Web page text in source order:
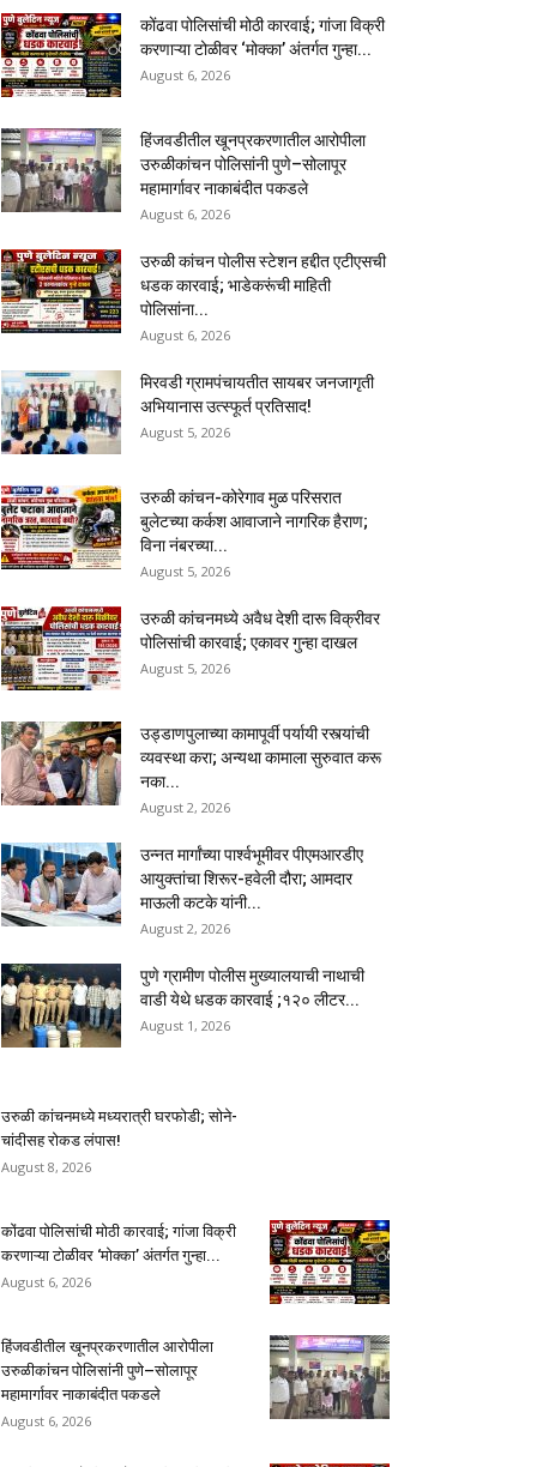
कोंढवा पोलिसांची मोठी कारवाई; गांजा विक्री
करणाऱ्या टोळीवर ‘मोक्का’ अंतर्गत गुन्हा...
August 6, 2026
हिंजवडीतील खूनप्रकरणातील आरोपीला
उरुळीकांचन पोलिसांनी पुणे–सोलापूर
महामार्गावर नाकाबंदीत पकडले
August 6, 2026
उरुळी कांचन पोलीस स्टेशन हद्दीत एटीएसची
धडक कारवाई; भाडेकरूंची माहिती
पोलिसांना...
August 6, 2026
मिरवडी ग्रामपंचायतीत सायबर जनजागृती
अभियानास उत्स्फूर्त प्रतिसाद!
August 5, 2026
उरुळी कांचन-कोरेगाव मुळ परिसरात
बुलेटच्या कर्कश आवाजाने नागरिक हैराण;
विना नंबरच्या...
August 5, 2026
उरुळी कांचनमध्ये अवैध देशी दारू विक्रीवर
पोलिसांची कारवाई; एकावर गुन्हा दाखल
August 5, 2026
उड्डाणपुलाच्या कामापूर्वी पर्यायी रस्त्यांची
व्यवस्था करा; अन्यथा कामाला सुरुवात करू
नका...
August 2, 2026
उन्नत मार्गांच्या पार्श्वभूमीवर पीएमआरडीए
आयुक्तांचा शिरूर-हवेली दौरा; आमदार
माऊली कटके यांनी...
August 2, 2026
पुणे ग्रामीण पोलीस मुख्यालयाची नाथाची
वाडी येथे धडक कारवाई ;१२० लीटर...
August 1, 2026
उरुळी कांचनमध्ये मध्यरात्री घरफोडी; सोने-
चांदीसह रोकड लंपास!
August 8, 2026
कोंढवा पोलिसांची मोठी कारवाई; गांजा विक्री
करणाऱ्या टोळीवर ‘मोक्का’ अंतर्गत गुन्हा...
August 6, 2026
हिंजवडीतील खूनप्रकरणातील आरोपीला
उरुळीकांचन पोलिसांनी पुणे–सोलापूर
महामार्गावर नाकाबंदीत पकडले
August 6, 2026